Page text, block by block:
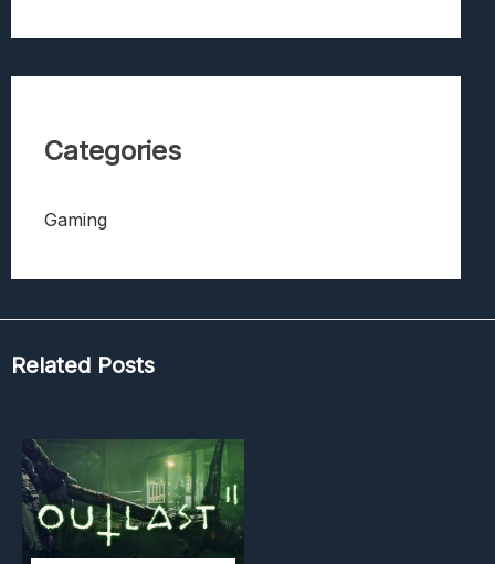
Categories
Gaming
Related Posts